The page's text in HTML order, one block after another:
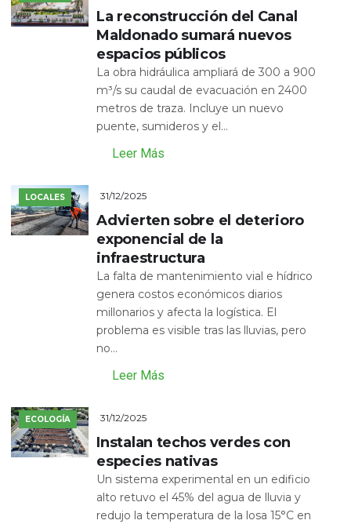
La reconstrucción del Canal
Maldonado sumará nuevos
espacios públicos
La obra hidráulica ampliará de 300 a 900
m³/s su caudal de evacuación en 2400
metros de traza. Incluye un nuevo
puente, sumideros y el...
Leer Más
LOCALES 31/12/2025
Advierten sobre el deterioro
exponencial de la
infraestructura
La falta de mantenimiento vial e hídrico
genera costos económicos diarios
millonarios y afecta la logística. El
problema es visible tras las lluvias, pero
no...
Leer Más
ECOLOGÍA 31/12/2025
Instalan techos verdes con
especies nativas
Un sistema experimental en un edificio
alto retuvo el 45% del agua de lluvia y
redujo la temperatura de la losa 15°C en